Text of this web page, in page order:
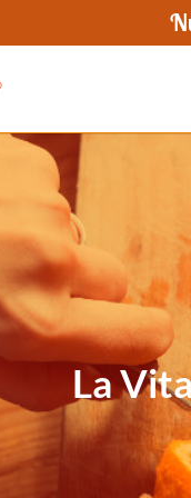
La